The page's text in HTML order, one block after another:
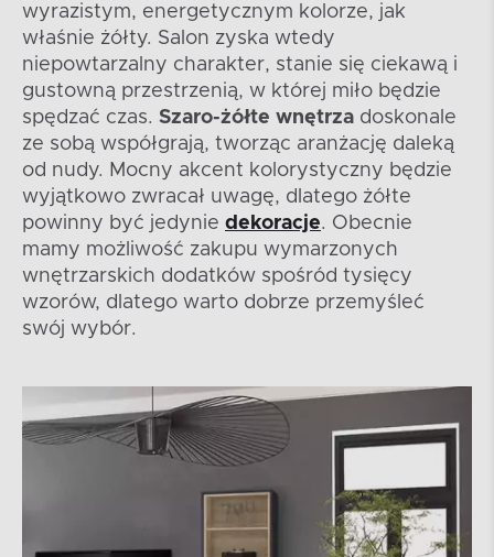
wyrazistym, energetycznym kolorze, jak
właśnie żółty. Salon zyska wtedy
niepowtarzalny charakter, stanie się ciekawą i
gustowną przestrzenią, w której miło będzie
spędzać czas. Szaro-żółte wnętrza doskonale
ze sobą współgrają, tworząc aranżację daleką
od nudy. Mocny akcent kolorystyczny będzie
wyjątkowo zwracał uwagę, dlatego żółte
powinny być jedynie dekoracje. Obecnie
mamy możliwość zakupu wymarzonych
wnętrzarskich dodatków spośród tysięcy
wzorów, dlatego warto dobrze przemyśleć
swój wybór.